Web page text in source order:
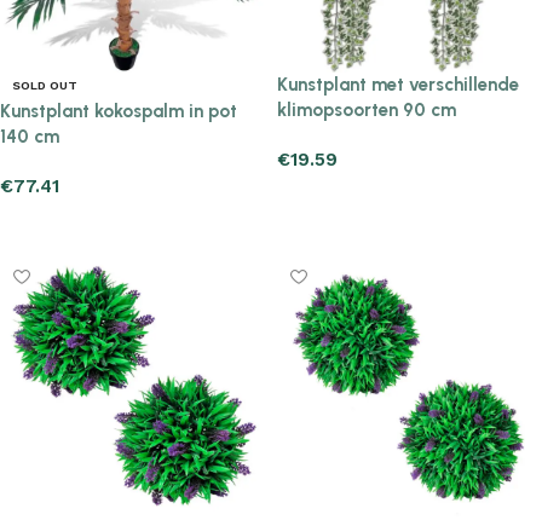
SOLD OUT
Kunstplant kokospalm in pot
140 cm
€77.41
Kunstplant met verschillende
klimopsoorten 90 cm
€19.59